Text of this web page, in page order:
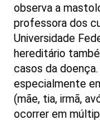
observa a
professora dos
Universidade
hereditário
casos da
especialmente
(mãe, tia, irmã,
ocorrer em